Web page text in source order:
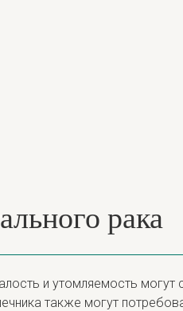
рака
и утомляемость могут
также могут